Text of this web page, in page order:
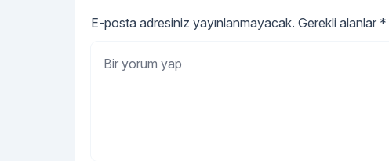
E-posta adresiniz yayınlanmayacak. Gerekli alanlar *